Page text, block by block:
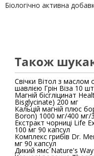
Біологічно активна
Також
Свічки Вітол з маслом
шавлією Грін Віза 10 шт
Магній бісгліцинат
Bisglycinate) 200 мг
Кальцій магній плюс бор Solgar (Calcium
Boron) 1000 мг/400 мг/
Екстракт чорниці Life Extension
100 мг 90 капсул
Комплекс грибів Dr.
мг 90 капсул
Дикий ямс Nature's